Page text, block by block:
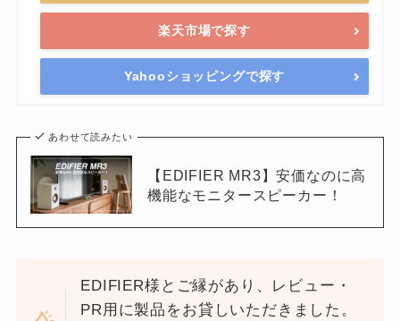
楽天市場で探す
Yahooショッピングで探す
あわせて読みたい
【EDIFIER MR3】安価なのに高
機能なモニタースピーカー！
EDIFIER様とご縁があり、レビュー・
PR用に製品をお貸しいただきました。